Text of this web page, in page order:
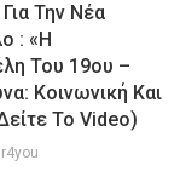
Την Νέα
: «Η
Του 19ου –
Κοινωνική Και
Το Video)